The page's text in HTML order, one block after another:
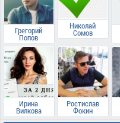
Грегорий
Попов
Николай
Сомов
Ирина
Вилкова
Ростислав
Фокин